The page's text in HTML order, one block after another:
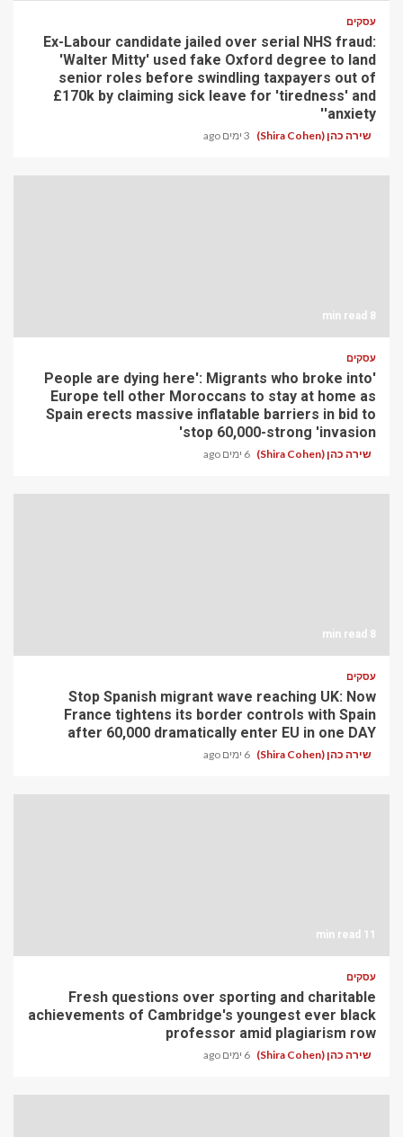
עסקים
Ex-Labour candidate jailed over serial NHS fraud:
'Walter Mitty' used fake Oxford degree to land
senior roles before swindling taxpayers out of
£170k by claiming sick leave for 'tiredness' and
'anxiety'
שירה כהן (Shira Cohen) 3 ימים ago
8 min read
עסקים
'People are dying here': Migrants who broke into
Europe tell other Moroccans to stay at home as
Spain erects massive inflatable barriers in bid to
stop 60,000-strong 'invasion'
שירה כהן (Shira Cohen) 6 ימים ago
8 min read
עסקים
Stop Spanish migrant wave reaching UK: Now
France tightens its border controls with Spain
after 60,000 dramatically enter EU in one DAY
שירה כהן (Shira Cohen) 6 ימים ago
11 min read
עסקים
Fresh questions over sporting and charitable
achievements of Cambridge's youngest ever black
professor amid plagiarism row
שירה כהן (Shira Cohen) 6 ימים ago